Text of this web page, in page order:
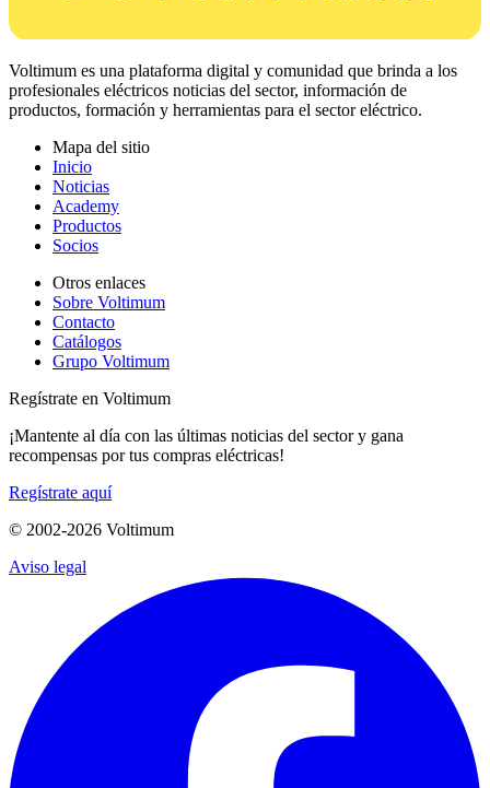
Voltimum es una plataforma digital y comunidad que brinda a los
profesionales eléctricos noticias del sector, información de
productos, formación y herramientas para el sector eléctrico.
Mapa del sitio
Inicio
Noticias
Academy
Productos
Socios
Otros enlaces
Sobre Voltimum
Contacto
Catálogos
Grupo Voltimum
Regístrate en Voltimum
¡Mantente al día con las últimas noticias del sector y gana
recompensas por tus compras eléctricas!
Regístrate aquí
© 2002-2026 Voltimum
Aviso legal